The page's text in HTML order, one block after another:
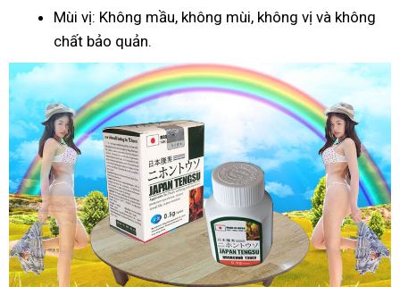
Mùi vị: Không mầu, không mùi, không vị và không
chất bảo quản.